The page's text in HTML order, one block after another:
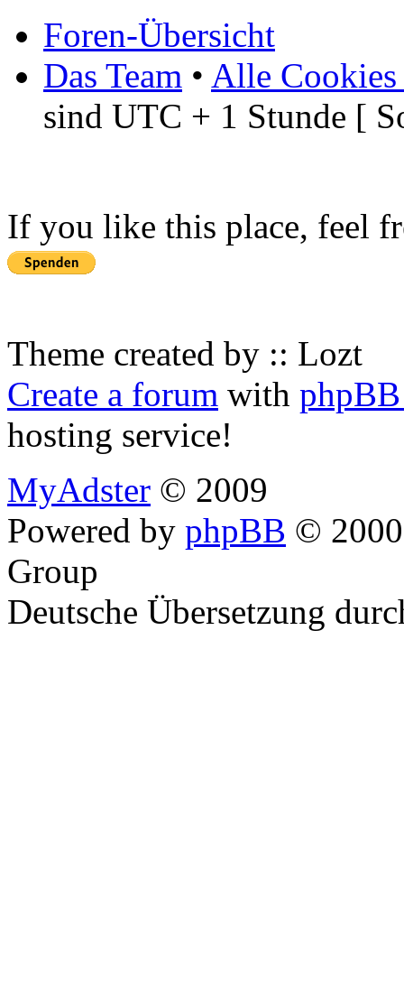
Foren-Übersicht
Das Team • Alle Cookies
sind UTC + 1 Stunde [
If you like this place, feel
Theme created by :: Lozt
Create a forum with
hosting service!
MyAdster © 2009
Powered by phpBB ©
Group
Deutsche Übersetzung